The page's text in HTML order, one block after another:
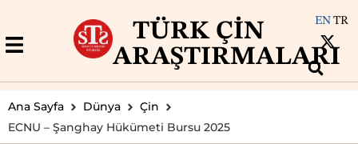
TÜRK ÇIN
ARAŞTIRMALARI
EN TR
Ana Sayfa Dünya
Çin
ECNU – Şanghay Hükümeti Bursu 2025